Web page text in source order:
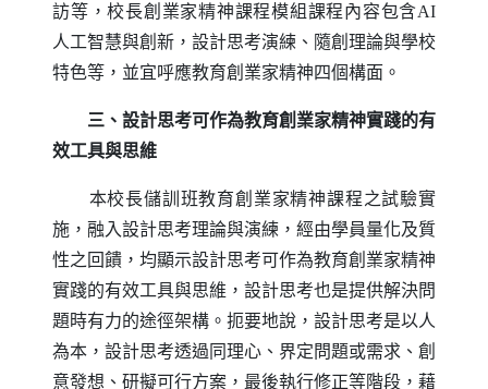
訪等，校長創業家精神課程模組課程內容包含AI
人工智慧與創新，設計思考演練、隨創理論與學校
特色等，並宜呼應教育創業家精神四個構面。
三、設計思考可作為教育創業家精神實踐的有
效工具與思維
本校長儲訓班教育創業家精神課程之試驗實
施，融入設計思考理論與演練，經由學員量化及質
性之回饋，均顯示設計思考可作為教育創業家精神
實踐的有效工具與思維，設計思考也是提供解決問
題時有力的途徑架構。扼要地說，設計思考是以人
為本，設計思考透過同理心、界定問題或需求、創
意發想、研擬可行方案，最後執行修正等階段，藉